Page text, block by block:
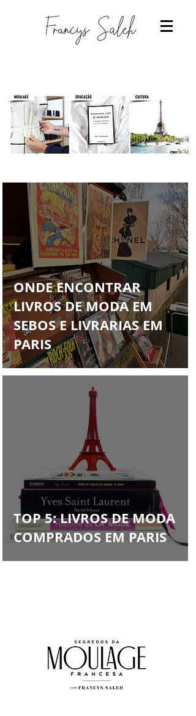
Designer de moda
-Estudantes de
-Trabalhar com
-Estudar Moda
Francys Saleh
ONDE ENCONTRAR
LIVROS DE MODA EM
SEBOS E LIVRARIAS EM
PARIS
TOP 5: LIVROS DE MODA
COMPRADOS EM PARIS